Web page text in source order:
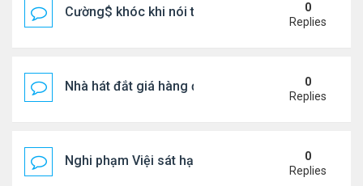
Cường$ khóc khi nói thật về hôn nhân
0
Replies
Nhà hát đắt giá hàng đầu tg ở VN
0
Replies
Nghi phạm Việi sát hại cụ bà 91 tuổi, phi tang xác
0
Replies